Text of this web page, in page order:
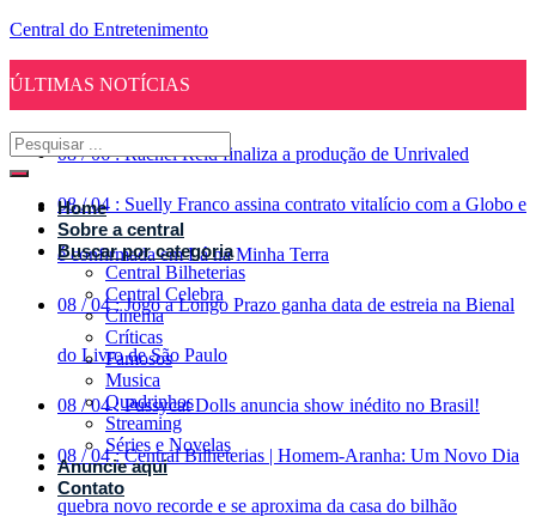
Central do Entretenimento
ÚLTIMAS NOTÍCIAS
08 / 06 : Rachel Reid finaliza a produção de Unrivaled
08 / 04 : Suelly Franco assina contrato vitalício com a Globo e
é confirmada em Lá na Minha Terra
08 / 04 : Jogo a Longo Prazo ganha data de estreia na Bienal
do Livro de São Paulo
08 / 04 : Pussycat Dolls anuncia show inédito no Brasil!
08 / 04 : Central Bilheterias | Homem-Aranha: Um Novo Dia
quebra novo recorde e se aproxima da casa do bilhão
Home
Sobre a central
Buscar por categoria
Central Bilheterias
Central Celebra
Cinema
Críticas
Famosos
Musica
Quadrinhos
Streaming
Séries e Novelas
Anuncie aqui
Contato